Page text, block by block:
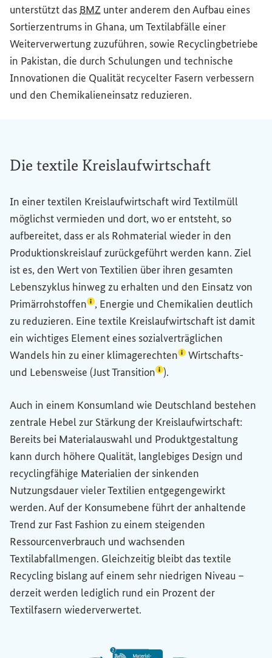
unterstützt das BMZ unter anderem den Aufbau eines
Sortierzentrums in Ghana, um Textilabfälle einer
Weiterverwertung zuzuführen, sowie Recyclingbetriebe
in Pakistan, die durch Schulungen und technische
Innovationen die Qualität recycelter Fasern verbessern
und den Chemikalieneinsatz reduzieren.
Die textile Kreislaufwirtschaft
In einer textilen Kreislaufwirtschaft wird Textilmüll
möglichst vermieden und dort, wo er entsteht, so
aufbereitet, dass er als Rohmaterial wieder in den
Produktionskreislauf zurückgeführt werden kann. Ziel
ist es, den Wert von Textilien über ihren gesamten
Lebenszyklus hinweg zu erhalten und den Einsatz von
Primärrohstoffen(Lexikon-Eintrag zum Begriff aufrufen)
, Energie und Chemikalien deutlich
zu reduzieren. Eine textile Kreislaufwirtschaft ist damit
ein wichtiges Element eines sozialverträglichen
Wandels hin zu einer klimagerechten(Lexikon-Eintrag
Wirtschafts-
und Lebensweise (Just Transition(Lexikon-Eintrag zum
).
Auch in einem Konsumland wie Deutschland bestehen
zentrale Hebel zur Stärkung der Kreislaufwirtschaft:
Bereits bei Materialauswahl und Produktgestaltung
kann durch höhere Qualität, langlebiges Design und
recyclingfähige Materialien der sinkenden
Nutzungsdauer vieler Textilien entgegengewirkt
werden. Auf der Konsumebene führt der anhaltende
Trend zur Fast Fashion zu einem steigenden
Ressourcenverbrauch und wachsenden
Textilabfallmengen. Gleichzeitig bleibt das textile
Recycling bislang auf einem sehr niedrigen Niveau –
derzeit werden lediglich rund ein Prozent der
Textilfasern wiederverwertet.